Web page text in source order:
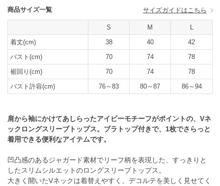
商品サイズ一覧 サイズガイドはこちら
S M
L
着丈(cm)
38 40
42
バスト(cm)
70 74
78
裾回り(cm)
70 74
78
バスト許容(cm)
76～83 80～87 86～94
肩から袖にかけてあしらったアイビーモチーフがポイントの、Vネ
ックロングスリーブトップス。ブラトップ付きで、1枚でさらっと
着用できる便利なアイテムです。
凹凸感のあるジャガード素材でリーフ柄を表現した、すっきりと
したスリムシルエットのロングスリーブトップス。
大きく開いたVネックは着替えやすく、デコルテを美しく見せてく